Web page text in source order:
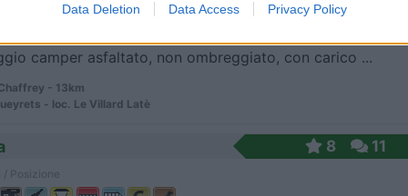
Data Deletion Data Access Privacy Policy
camper asfaltato, non ombreggiato, con carico ...
- 13km
- loc. Le Villard Latè
8
11